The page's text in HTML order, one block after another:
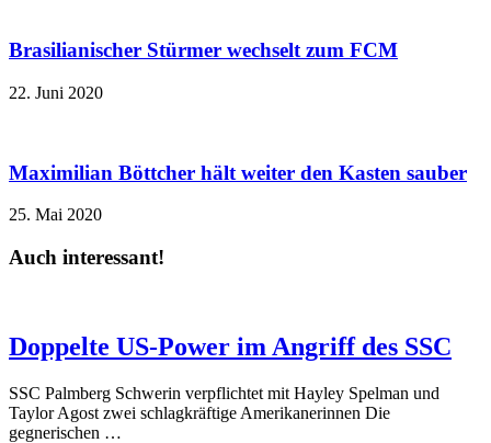
Brasilianischer Stürmer wechselt zum FCM
22. Juni 2020
Maximilian Böttcher hält weiter den Kasten sauber
25. Mai 2020
Auch interessant!
Doppelte US-Power im Angriff des SSC
SSC Palmberg Schwerin verpflichtet mit Hayley Spelman und
Taylor Agost zwei schlagkräftige Amerikanerinnen Die
gegnerischen …